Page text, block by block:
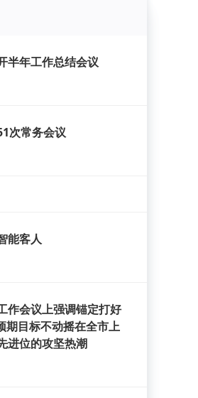
半年工作总结会议
次常务会议
能客人
作会议上强调锚定打好
期目标不动摇在全市上
进位的攻坚热潮